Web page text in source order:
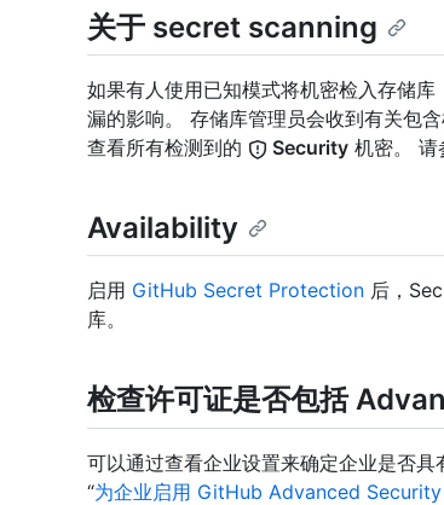
关于 secret scanning
如果有人使用已知模式将机密检入存储
漏的影响。 存储库管理员会收到有关包
查看所有检测到的
Security 机密。 请
Availability
启用 GitHub Secret Protection 后，
库。
检查许可证是否包括
可以通过查看企业设置来确定企业是否
“为企业启用 GitHub Advanced Security